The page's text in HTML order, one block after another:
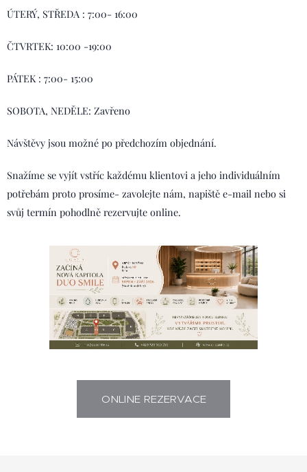
ÚTERÝ, STŘEDA : 7:00- 16:00
ČTVRTEK: 10:00 -19:00
PÁTEK : 7:00- 15:00
SOBOTA, NEDĚLE: Zavřeno
Návštěvy jsou možné po předchozím objednání.
Snažíme se vyjít vstříc každému klientovi a jeho individuálním
potřebám proto prosíme- zavolejte nám, napiště e-mail nebo si
svůj termín pohodlně rezervujte online.
ONLINE REZERVACE